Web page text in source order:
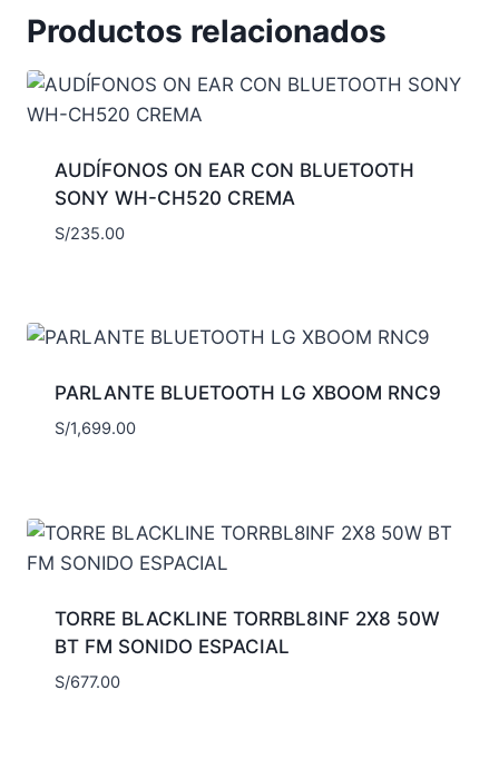
Productos relacionados
AUDÍFONOS ON EAR CON BLUETOOTH
SONY WH-CH520 CREMA
S/235.00
PARLANTE BLUETOOTH LG XBOOM RNC9
S/1,699.00
TORRE BLACKLINE TORRBL8INF 2X8 50W
BT FM SONIDO ESPACIAL
S/677.00